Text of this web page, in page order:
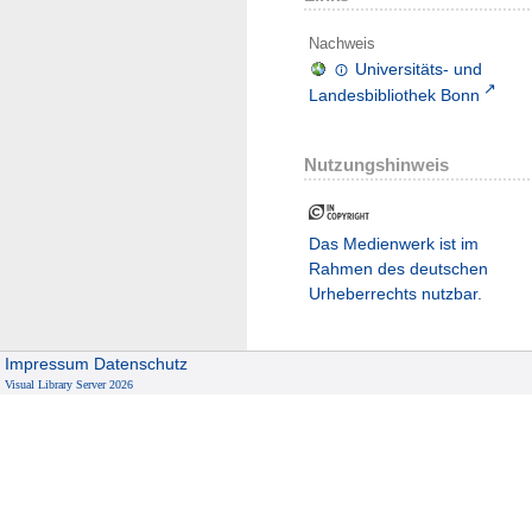
Nachweis
Universitäts- und
Landesbibliothek Bonn
Nutzungshinweis
Das Medienwerk ist im
Rahmen des deutschen
Urheberrechts nutzbar.
Impressum Datenschutz
Visual Library Server 2026